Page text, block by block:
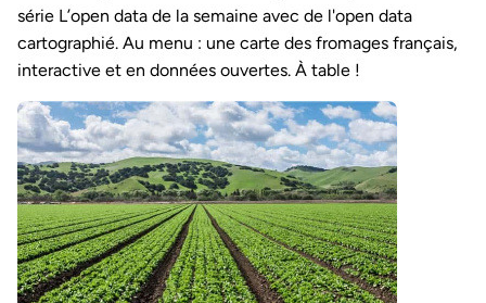
série L’open data de la semaine avec de l'open data
cartographié. Au menu : une carte des fromages français,
interactive et en données ouvertes. À table !